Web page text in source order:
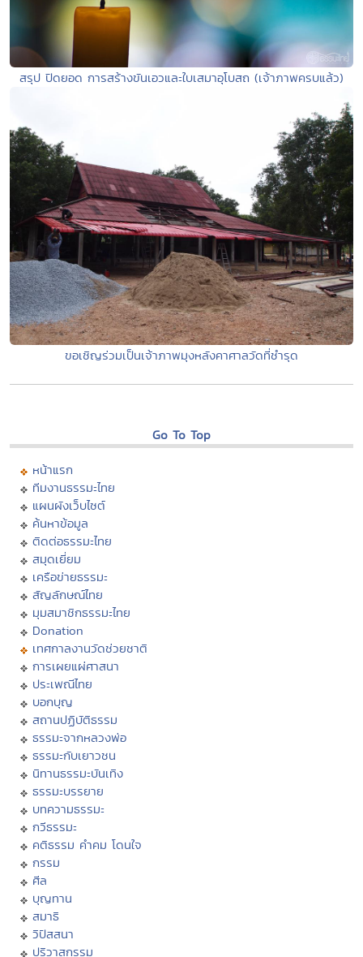
สรุป ปิดยอด การสร้างขันเอวและใบเสมาอุโบสถ (เจ้าภาพครบแล้ว)
ขอเชิญร่วมเป็นเจ้าภาพมุงหลังคาศาลวัดที่ชำรุด
Go To Top
หน้าแรก
ทีมงานธรรมะไทย
แผนผังเว็บไซต์
ค้นหาข้อมูล
ติดต่อธรรมะไทย
สมุดเยี่ยม
เครือข่ายธรรมะ
สัญลักษณ์ไทย
มุมสมาชิกธรรมะไทย
Donation
เทศกาลงานวัดช่วยชาติ
การเผยแผ่ศาสนา
ประเพณีไทย
บอกบุญ
สถานปฏิบัติธรรม
ธรรมะจากหลวงพ่อ
ธรรมะกับเยาวชน
นิทานธรรมะบันเทิง
ธรรมะบรรยาย
บทความธรรมะ
กวีธรรมะ
คติธรรม คำคม โดนใจ
กรรม
ศีล
บุญทาน
สมาธิ
วิปัสสนา
ปริวาสกรรม